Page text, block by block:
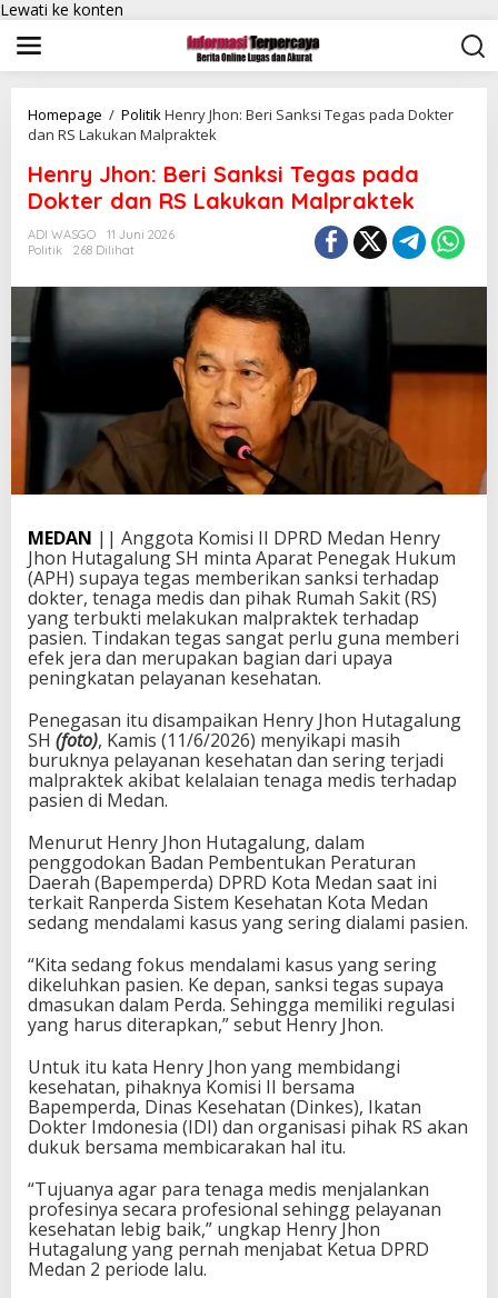
Lewati ke konten
Homepage / PolitikHenry Jhon: Beri Sanksi Tegas pada Dokter
dan RS Lakukan Malpraktek
Henry Jhon: Beri Sanksi Tegas pada
Dokter dan RS Lakukan Malpraktek
ADI WASGO
11 Juni 2026
Politik
268 Dilihat
MEDAN || Anggota Komisi II DPRD Medan Henry
Jhon Hutagalung SH minta Aparat Penegak Hukum
(APH) supaya tegas memberikan sanksi terhadap
dokter, tenaga medis dan pihak Rumah Sakit (RS)
yang terbukti melakukan malpraktek terhadap
pasien. Tindakan tegas sangat perlu guna memberi
efek jera dan merupakan bagian dari upaya
peningkatan pelayanan kesehatan.
Penegasan itu disampaikan Henry Jhon Hutagalung
SH (foto), Kamis (11/6/2026) menyikapi masih
buruknya pelayanan kesehatan dan sering terjadi
malpraktek akibat kelalaian tenaga medis terhadap
pasien di Medan.
Menurut Henry Jhon Hutagalung, dalam
penggodokan Badan Pembentukan Peraturan
Daerah (Bapemperda) DPRD Kota Medan saat ini
terkait Ranperda Sistem Kesehatan Kota Medan
sedang mendalami kasus yang sering dialami pasien.
“Kita sedang fokus mendalami kasus yang sering
dikeluhkan pasien. Ke depan, sanksi tegas supaya
dmasukan dalam Perda. Sehingga memiliki regulasi
yang harus diterapkan,” sebut Henry Jhon.
Untuk itu kata Henry Jhon yang membidangi
kesehatan, pihaknya Komisi II bersama
Bapemperda, Dinas Kesehatan (Dinkes), Ikatan
Dokter Imdonesia (IDI) dan organisasi pihak RS akan
dukuk bersama membicarakan hal itu.
“Tujuanya agar para tenaga medis menjalankan
profesinya secara profesional sehingg pelayanan
kesehatan lebig baik,” ungkap Henry Jhon
Hutagalung yang pernah menjabat Ketua DPRD
Medan 2 periode lalu.